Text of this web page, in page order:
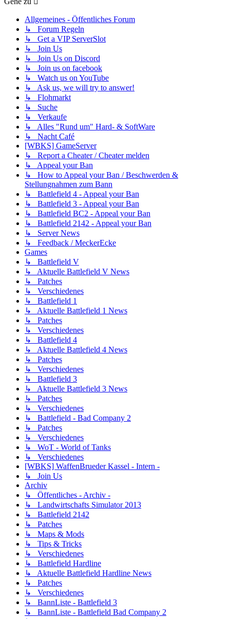
Allgemeines - Öffentliches Forum
↳ Forum Regeln
↳ Get a VIP ServerSlot
↳ Join Us
↳ Join Us on Discord
↳ Join us on facebook
↳ Watch us on YouTube
↳ Ask us, we will try to answer!
↳ Flohmarkt
↳ Suche
↳ Verkaufe
↳ Alles "Rund um" Hard- & SoftWare
↳ Nacht Café
[WBKS] GameServer
↳ Report a Cheater / Cheater melden
↳ Appeal your Ban
↳ How to Appeal your Ban / Beschwerden &
Stellungnahmen zum Bann
↳ Battlefield 4 - Appeal your Ban
↳ Battlefield 3 - Appeal your Ban
↳ Battlefield BC2 - Appeal your Ban
↳ Battlefield 2142 - Appeal your Ban
↳ Server News
↳ Feedback / MeckerEcke
Games
↳ Battlefield V
↳ Aktuelle Battlefield V News
↳ Patches
↳ Verschiedenes
↳ Battlefield 1
↳ Aktuelle Battlefield 1 News
↳ Patches
↳ Verschiedenes
↳ Battlefield 4
↳ Aktuelle Battlefield 4 News
↳ Patches
↳ Verschiedenes
↳ Battlefield 3
↳ Aktuelle Battlefield 3 News
↳ Patches
↳ Verschiedenes
↳ Battlefield - Bad Company 2
↳ Patches
↳ Verschiedenes
↳ WoT - World of Tanks
↳ Verschiedenes
[WBKS] WaffenBrueder Kassel - Intern -
↳ Join Us
Archiv
↳ Öffentliches - Archiv -
↳ Landwirtschafts Simulator 2013
↳ Battlefield 2142
↳ Patches
↳ Maps & Mods
↳ Tips & Tricks
↳ Verschiedenes
↳ Battlefield Hardline
↳ Aktuelle Battlefield Hardline News
↳ Patches
↳ Verschiedenes
↳ BannListe - Battlefield 3
↳ BannListe - Battlefield Bad Company 2